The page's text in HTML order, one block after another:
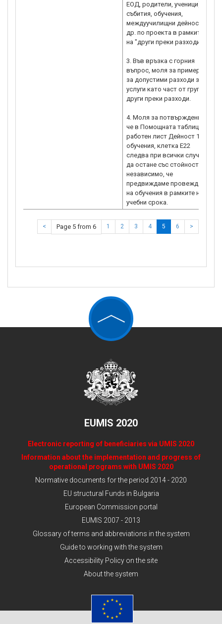
ЕОД, родители, ученици) в
събития, обучения,
междуучилищни дейности и
др. по проекта в рамките
на "други преки разходи"?
3. Във връзка с горния
въпрос, моля за примери
за допустими разходи за
услуги като част от група
други преки разходи.
4. Моля за потвърждение,
че в Помощната таблица –
работен лист Дейност 1
обучения, клетка Е22
следва при всички случаи
да остане със стойност "1",
независимо, че
предвиждаме провеждане
на обучения в рамките на 3
учебни срока.
< Page 5 from 6 1 2 3 4 5 6 >
EUMIS 2020
Electronic reporting of beneficiaries via UMIS 2020
Information about the implementation and progress of
operational programs with UMIS 2020
Normative documents for the period 2014 - 2020
EU structural Funds in Bulgaria
European Commission portal
EUMIS 2007 - 2013
Glossary of terms and abbreviations in the system
Guide to working with the system
Accessibility Policy on the site
About the system